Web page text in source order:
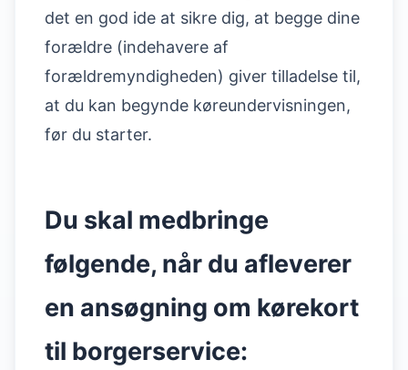
det en god ide at sikre dig, at begge dine
forældre (indehavere af
forældremyndigheden) giver tilladelse til,
at du kan begynde køreundervisningen,
før du starter.
Du skal medbringe
følgende, når du afleverer
en ansøgning om kørekort
til borgerservice: